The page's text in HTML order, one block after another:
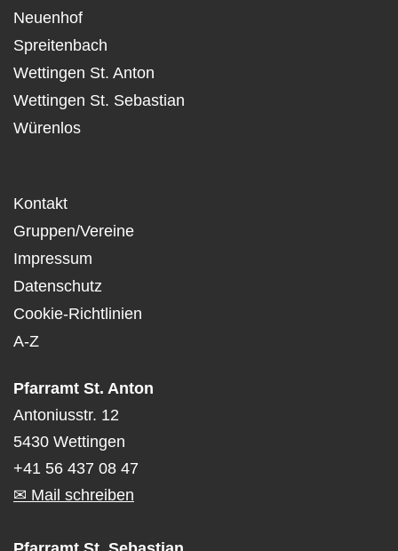
Neuenhof
Spreitenbach
Wettingen St. Anton
Wettingen St. Sebastian
Würenlos
Kontakt
Gruppen/Vereine
Impressum
Datenschutz
Cookie-Richtlinien
A-Z
Pfarramt St. Anton
Antoniusstr. 12
5430 Wettingen
+41 56 437 08 47
✉ Mail schreiben